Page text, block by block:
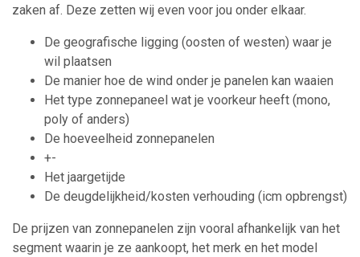
zaken af. Deze zetten wij even voor jou onder elkaar.
De geografische ligging (oosten of westen) waar je
wil plaatsen
De manier hoe de wind onder je panelen kan waaien
Het type zonnepaneel wat je voorkeur heeft (mono,
poly of anders)
De hoeveelheid zonnepanelen
+-
Het jaargetijde
De deugdelijkheid/kosten verhouding (icm opbrengst)
De prijzen van zonnepanelen zijn vooral afhankelijk van het
segment waarin je ze aankoopt, het merk en het model